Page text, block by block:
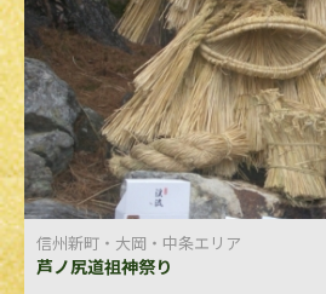
信州新町・大岡・中条エリア
芦ノ尻道祖神祭り